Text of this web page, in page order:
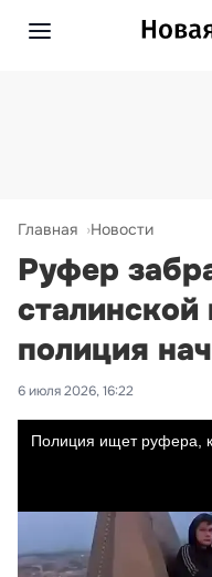
Главная Новости
Руфер
полиция
6 июля 2026, 16:22